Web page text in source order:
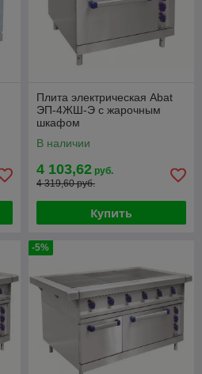
Плита электрическая Abat
ЭП-4ЖШ-Э с жарочным
шкафом
В наличии
4 103,62 руб.
4 319,60 руб.
Купить
-5%